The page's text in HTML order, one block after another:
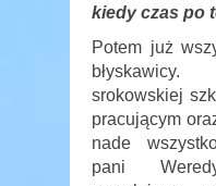
kiedy czas po
Potem już
srokowskiej
pracującym
nade
pani